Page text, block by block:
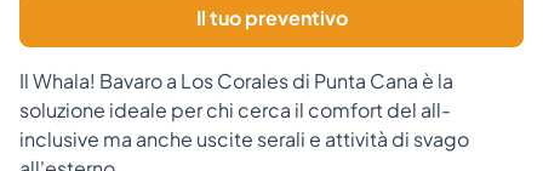
Il tuo preventivo
Il Whala! Bavaro a Los Corales di Punta Cana è la
soluzione ideale per chi cerca il comfort del all-
inclusive ma anche uscite serali e attività di svago